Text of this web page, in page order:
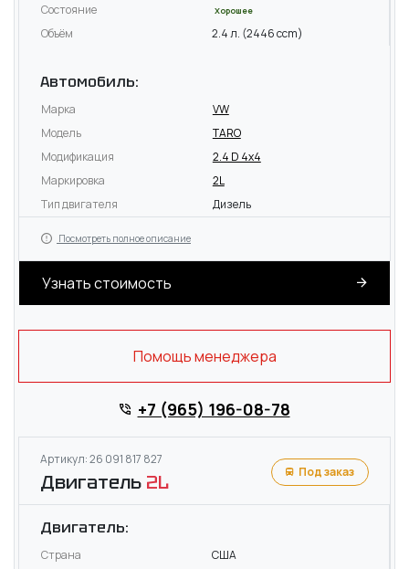
Состояние
Хорошее
Объём 2.4 л. (2446 ccm)
Автомобиль:
Марка
VW
Модель
TARO
Модификация
2.4 D 4x4
Маркировка
2L
Тип двигателя
Дизель
Посмотреть полное описание
Узнать стоимость
Помощь менеджера
+7 (965) 196-08-78
Артикул: 26 091 817 827
Двигатель 2L Под заказ
Двигатель:
Страна
США